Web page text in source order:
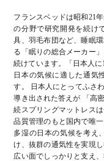
フランスベッドは昭和21
の分野で研究開発を続け
具、羽毛布団など、睡眠
る「眠りの総合メーカー
続けています。「日本人に
日本の気候に適した通気
す。 日本人にとってふさ
導き出された答えが 「高
続スプリングマットレス
品質管理のもと国内で唯
多湿の日本の気候を考え
け、抜群の通気性を実現
広い面でしっかりと支え